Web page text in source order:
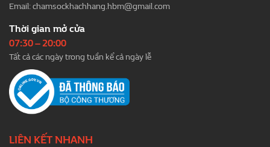
Email:chamsockhachhang.hbm@gmail.com
Thời gian mở cửa
07:30 – 20:00
Tất cả các ngày trong tuần kể cả ngày lễ
LIÊN KẾT NHANH